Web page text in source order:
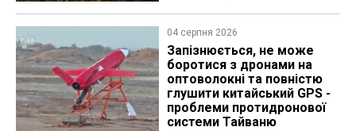
04 серпня 2026
Запізнюється, не може
боротися з дронами на
оптоволокні та повністю
глушити китайський GPS -
проблеми протидронової
системи Тайваню